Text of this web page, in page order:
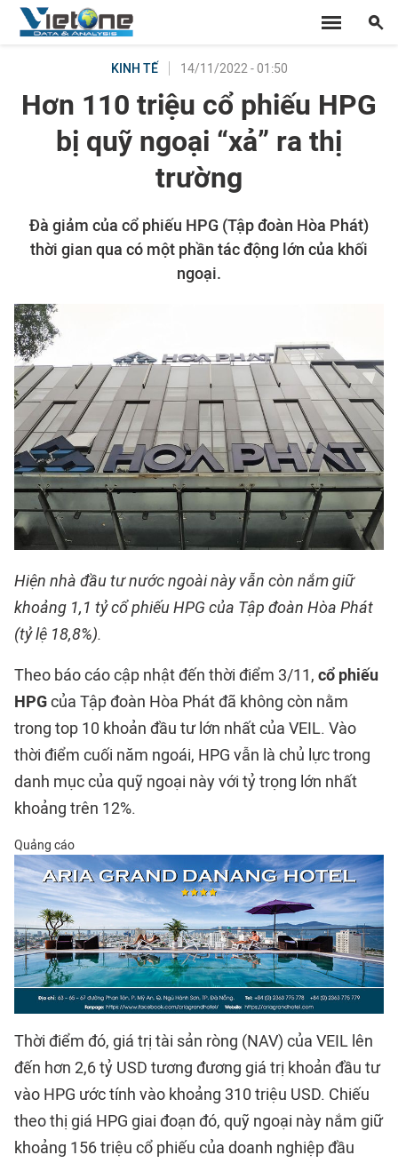
KINH TẾ 14/11/2022 - 01:50
Hơn 110 triệu cổ phiếu HPG
bị quỹ ngoại “xả” ra thị
trường
Đà giảm của cổ phiếu HPG (Tập đoàn Hòa Phát)
thời gian qua có một phần tác động lớn của khối
ngoại.
Hiện nhà đầu tư nước ngoài này vẫn còn nắm giữ
khoảng 1,1 tỷ cổ phiếu HPG của Tập đoàn Hòa Phát
(tỷ lệ 18,8%).
Theo báo cáo cập nhật đến thời điểm 3/11, cổ phiếu
HPGcủa Tập đoàn Hòa Phát đã không còn nằm
trong top 10 khoản đầu tư lớn nhất của VEIL. Vào
thời điểm cuối năm ngoái, HPG vẫn là chủ lực trong
danh mục của quỹ ngoại này với tỷ trọng lớn nhất
khoảng trên 12%.
Quảng cáo
Thời điểm đó, giá trị tài sản ròng (NAV) của VEIL lên
đến hơn 2,6 tỷ USD tương đương giá trị khoản đầu tư
vào HPG ước tính vào khoảng 310 triệu USD. Chiếu
theo thị giá HPG giai đoạn đó, quỹ ngoại này nắm giữ
khoảng 156 triệu cổ phiếu của doanh nghiệp đầu